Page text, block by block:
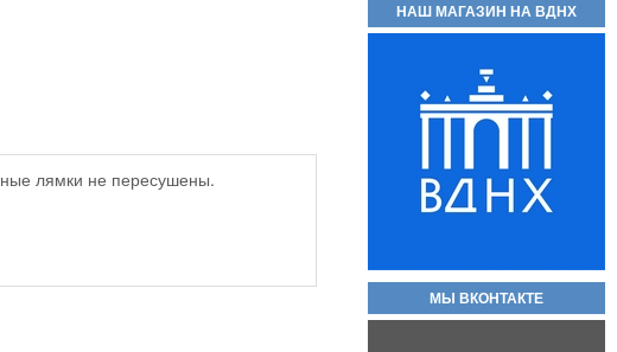
НАШ МАГАЗИН НА ВДНХ
МЫ ВКОНТАКТЕ
(пм) складские новые без
номеров, с металлической пяткой
лямки не пересушены.